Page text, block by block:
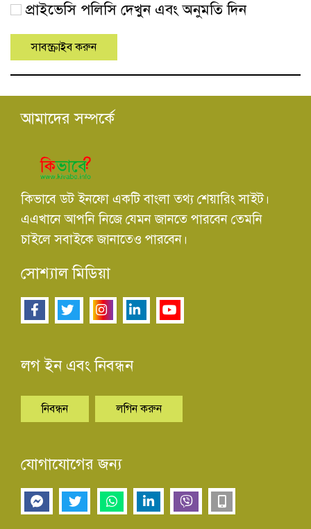
প্রাইভেসি পলিসি দেখুন এবং অনুমতি দিন
আমাদের সম্পর্কে
কিভাবে ডট ইনফো একটি বাংলা তথ্য শেয়ারিং সাইট।
এএখানে আপনি নিজে যেমন জানতে পারবেন তেমনি
চাইলে সবাইকে জানাতেও পারবেন।
সোশ্যাল মিডিয়া
লগ ইন এবং নিবন্ধন
নিবন্ধন লগিন করুন
যোগাযোগের জন্য